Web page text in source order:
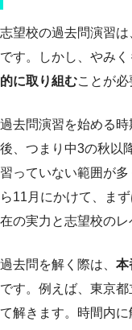
志望校の過去問演習
です。しかし、やみく
的に取り組むことが必
過去問演習を始める
後、つまり中3の秋以
習っていない範囲が
ら11月にかけて、ま
在の実力と志望校のレ
過去問を解く際は、 本
です。例えば、東京
て解きます。時間内